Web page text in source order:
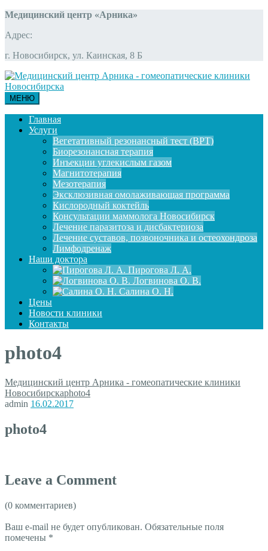
Медицинский центр «Арника»
Адрес:
г. Новосибирск, ул. Каинская, 8 Б
МЕНЮ
Главная
Услуги
Вегетативный резонансный тест (ВРТ)
Биорезонансная терапия
Инъекции углекислым газом
Магнитотерапия
Мезотерапия
Эксклюзивная омолаживающая программа
Кислородный коктейль
Консультации маммолога Новосибирск
Лечение паразитоза и дисбактериоза
Лечение суставов, позвоночника и остеохондроза
Лимфодренаж
Наши доктора
Пирогова Л. А.
Логвинова О. В.
Салина О. Н.
Цены
Новости клиники
Контакты
photo4
Медицинский центр Арника - гомеопатические клиники
Новосибирскаphoto4
admin 16.02.2017
photo4
Leave a Comment
(0 комментариев)
Ваш e-mail не будет опубликован. Обязательные поля
помечены *